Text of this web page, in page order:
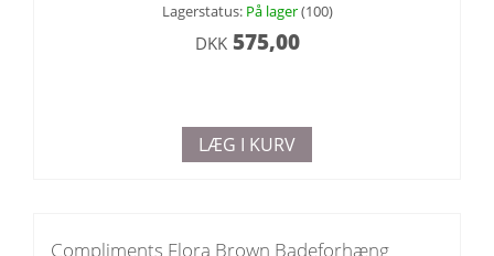
Lagerstatus: På lager(100)
DKK575,00
LÆG I KURV
Compliments Flora Brown Badeforhæng